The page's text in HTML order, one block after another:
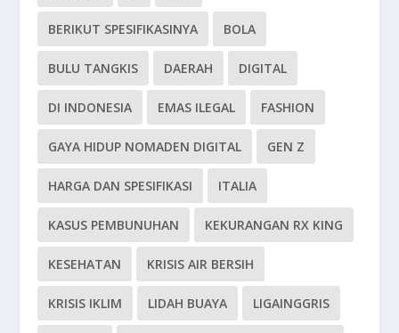
BERIKUT SPESIFIKASINYA BOLA
BULU TANGKIS DAERAH DIGITAL
DI INDONESIA EMAS ILEGAL FASHION
GAYA HIDUP NOMADEN DIGITAL GEN Z
HARGA DAN SPESIFIKASI ITALIA
KASUS PEMBUNUHAN KEKURANGAN RX KING
KESEHATAN KRISIS AIR BERSIH
KRISIS IKLIM LIDAH BUAYA LIGAINGGRIS